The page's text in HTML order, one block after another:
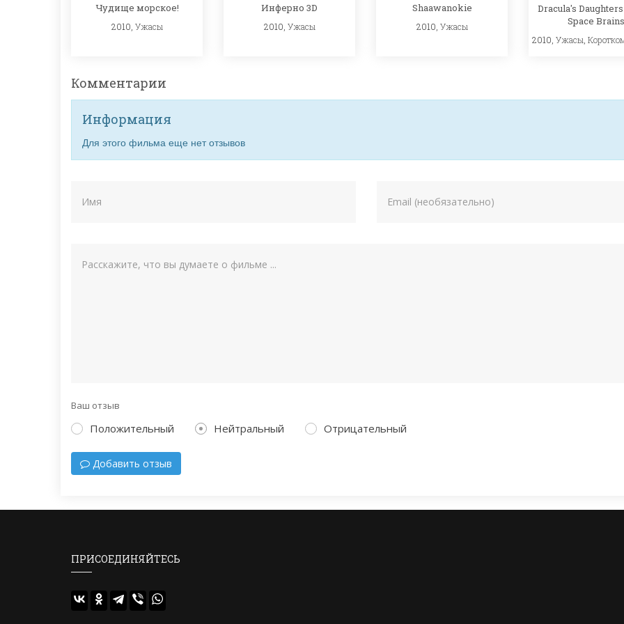
Чудище морское!
2010, Ужасы
Инферно 3D
2010, Ужасы
Shaawanokie
2010, Ужасы
Dracula's
Space Brains
2010, Ужасы
Комментарии
Информация
Для этого фильма еще нет отзывов
Ваш отзыв
Положительный Нейтральный Отрицательный
Добавить отзыв
ПРИСОЕДИНЯЙТЕСЬ